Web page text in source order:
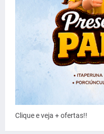
Clique e veja + ofertas!!